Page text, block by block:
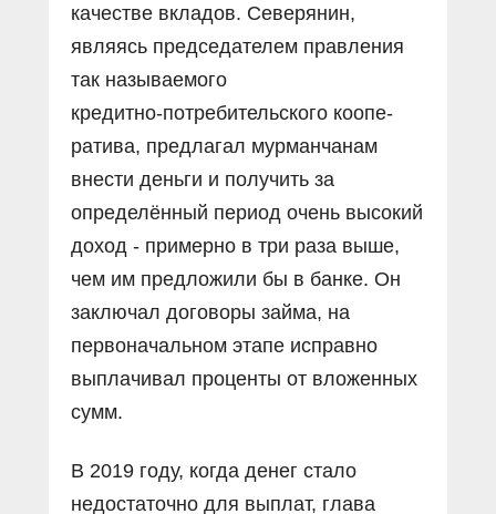
качестве вкладов. Северянин,
являясь председателем правления
так называемого
кредитно‑потребительского коопе­
ратива, предлагал мурманчанам
внести деньги и получить за
определённый период очень высокий
доход - примерно в три раза выше,
чем им предложили бы в банке. Он
заключал договоры займа, на
первоначальном этапе исправно
выплачивал проценты от вложенных
сумм.
В 2019 году, когда денег стало
недостаточно для выплат, глава